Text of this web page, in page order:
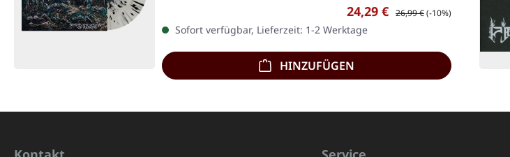
Verkaufspreis:
24,29 € Regulärer Preis:
26,99 €(-10%)
Sofort verfügbar, Lieferzeit: 1-2 Werktage
HINZUFÜGEN